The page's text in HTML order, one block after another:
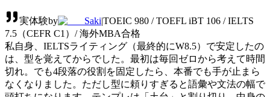
実体験by Saki|TOEIC 980 / TOEFL iBT 106 / IELTS
7.5（CEFR C1）/ 海外MBA合格
私自身、IELTSライティング（最終的にW8.5）で安定したの
は、型を覚えてからでした。最初は毎回ゼロから考えて時間
切れ。でも4段落の役割を固定したら、本番でも手が止まら
なくなりました。ただし型に頼りすぎると語彙や文法の幅で